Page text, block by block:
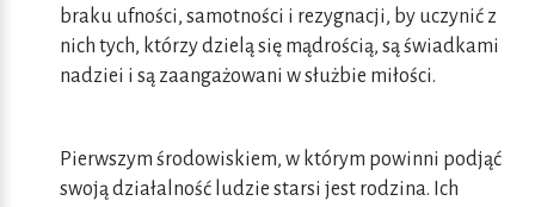
braku ufności, samotności i rezygnacji, by uczynić z
nich tych, którzy dzielą się mądrością, są świadkami
nadziei i są zaangażowani w służbie miłości.
Pierwszym środowiskiem, w którym powinni podjąć
swoją działalność ludzie starsi jest rodzina. Ich